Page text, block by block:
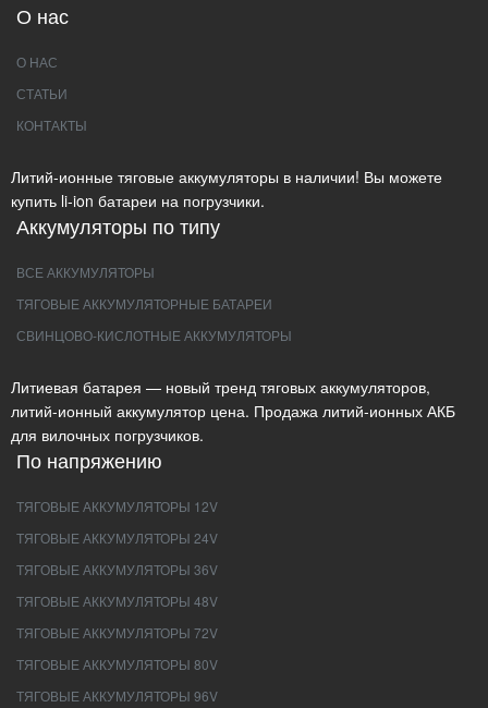
О нас
О НАС
СТАТЬИ
КОНТАКТЫ
Литий-ионные тяговые аккумуляторы в наличии! Вы можете
купить li-ion батареи на погрузчики.
Аккумуляторы по типу
ВСЕ АККУМУЛЯТОРЫ
ТЯГОВЫЕ АККУМУЛЯТОРНЫЕ БАТАРЕИ
СВИНЦОВО-КИСЛОТНЫЕ АККУМУЛЯТОРЫ
Литиевая батарея — новый тренд тяговых аккумуляторов,
литий-ионный аккумулятор цена. Продажа литий-ионных АКБ
для вилочных погрузчиков.
По напряжению
ТЯГОВЫЕ АККУМУЛЯТОРЫ 12V
ТЯГОВЫЕ АККУМУЛЯТОРЫ 24V
ТЯГОВЫЕ АККУМУЛЯТОРЫ 36V
ТЯГОВЫЕ АККУМУЛЯТОРЫ 48V
ТЯГОВЫЕ АККУМУЛЯТОРЫ 72V
ТЯГОВЫЕ АККУМУЛЯТОРЫ 80V
ТЯГОВЫЕ АККУМУЛЯТОРЫ 96V